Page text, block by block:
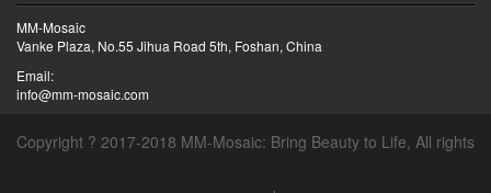
MM-Mosaic
Vanke Plaza, No.55 Jihua Road 5th, Foshan, China
Email:
info@mm-mosaic.com
Copyright ? 2017-2018 MM-Mosaic: Bring Beauty to Life, All rights